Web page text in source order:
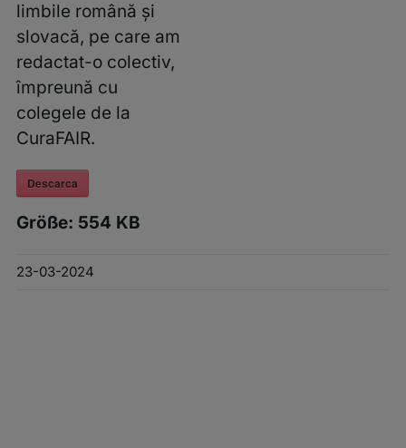
limbile română și
slovacă, pe care am
redactat-o colectiv,
împreună cu
colegele de la
CuraFAIR.
Descarca
Größe: 554 KB
23-03-2024